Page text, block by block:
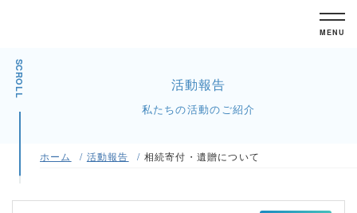
MENU
SCROLL 活動報告
私たちの活動のご紹介
ホーム 活動報告 相続寄付・遺贈について